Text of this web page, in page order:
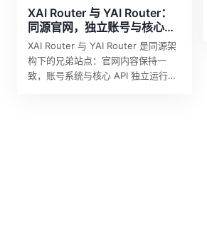
XAI Router 与 YAI Router：
同源官网，独立账号与核心
API
XAI Router 与 YAI Router 是同源架
构下的兄弟站点：官网内容保持一
致，账号系统与核心 API 独立运行。